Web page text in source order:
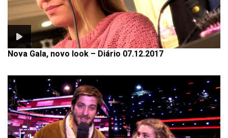
Nova Gala, novo look – Diário 07.12.2017